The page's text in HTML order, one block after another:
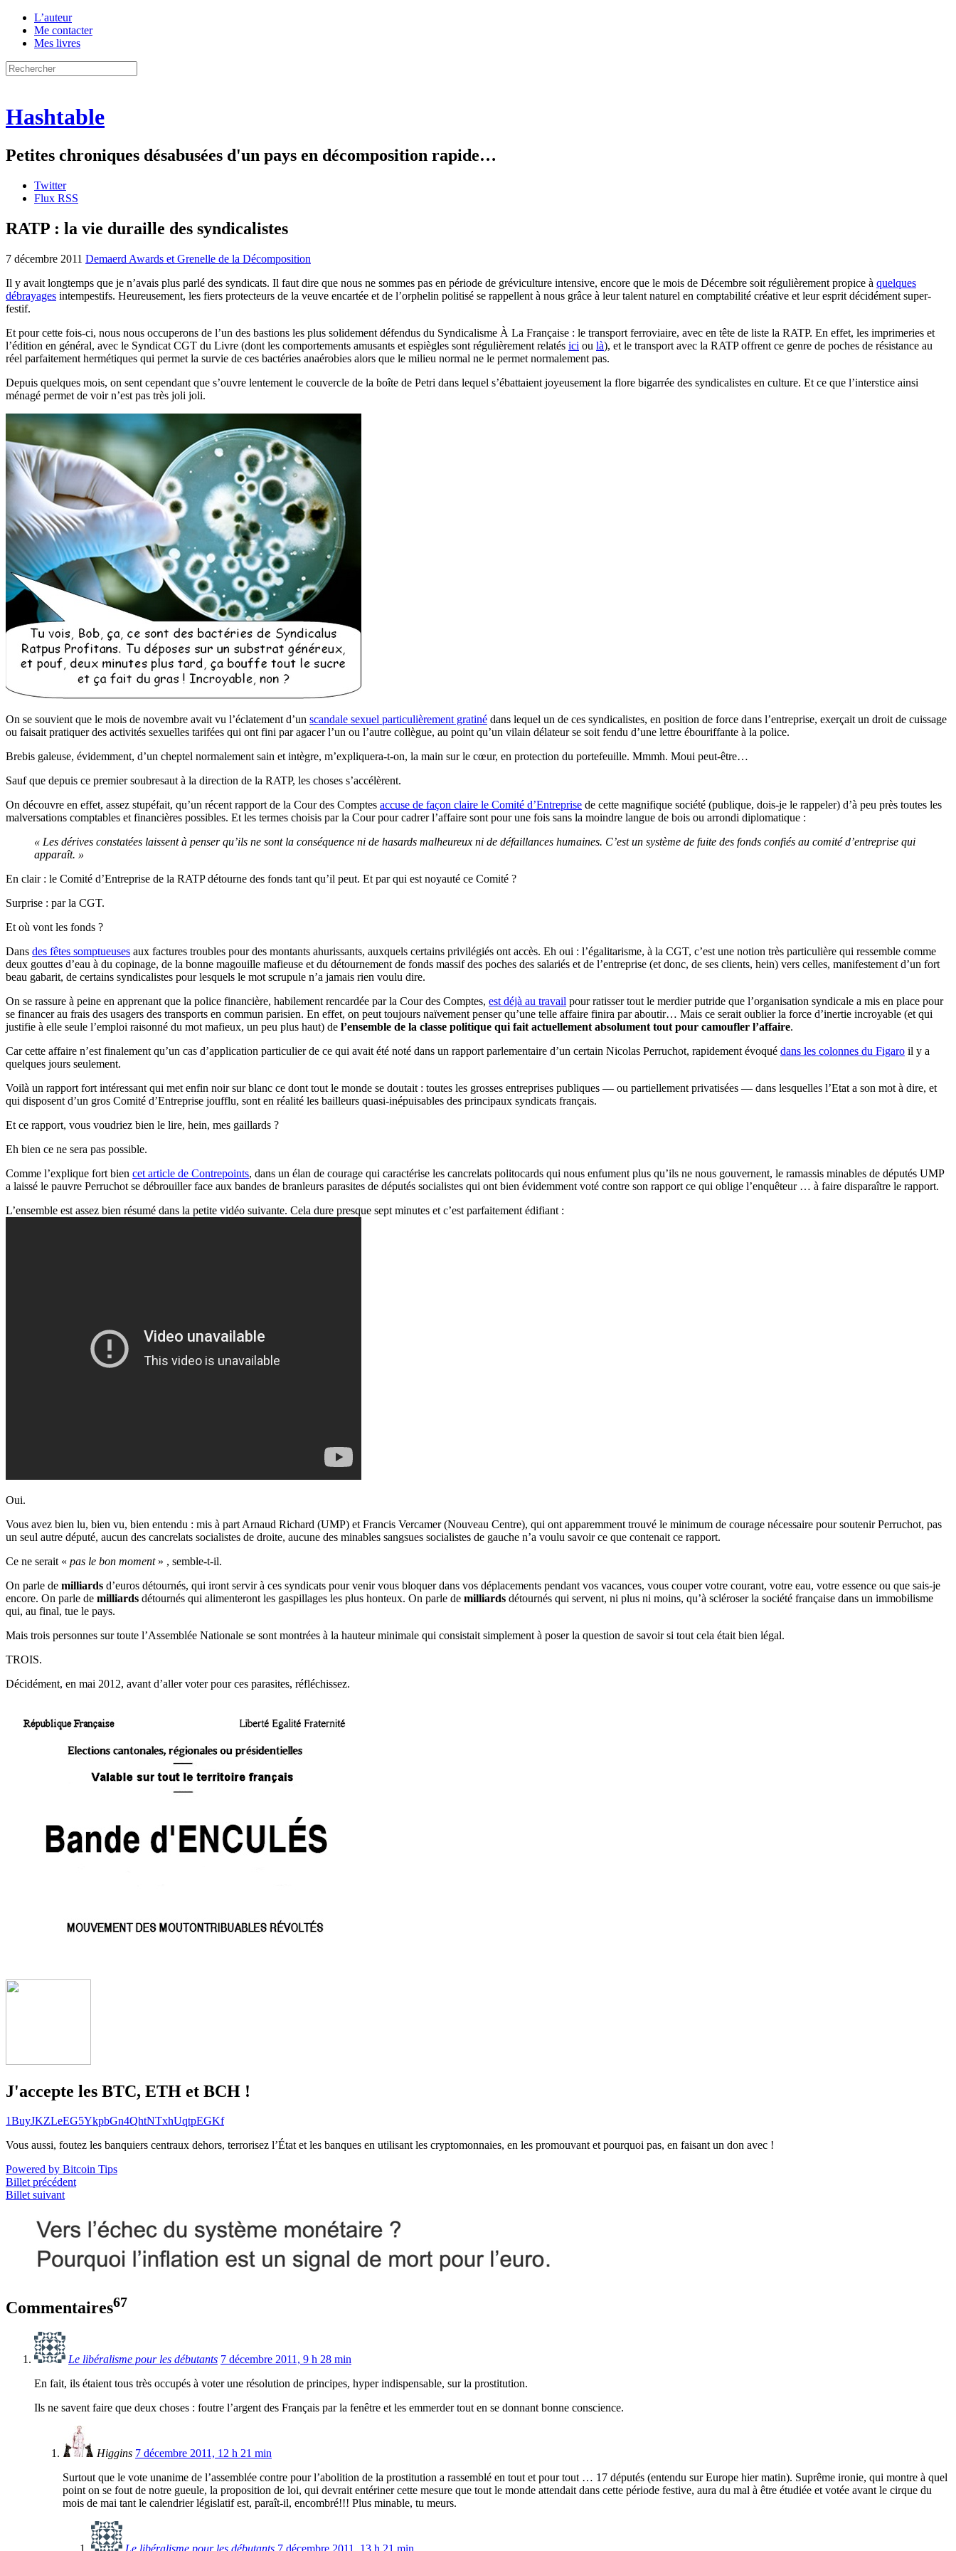
L’auteur
Me contacter
Mes livres
Hashtable
Petites chroniques désabusées d'un pays en décomposition rapide…
Twitter
Flux RSS
RATP : la vie duraille des syndicalistes
7 décembre 2011 Demaerd Awards et Grenelle de la Décomposition
Il y avait longtemps que je n’avais plus parlé des syndicats. Il faut dire que nous ne sommes pas en période de gréviculture intensive, encore que le mois de Décembre soit régulièrement propice à quelques
débrayages intempestifs. Heureusement, les fiers protecteurs de la veuve encartée et de l’orphelin politisé se rappellent à nous grâce à leur talent naturel en comptabilité créative et leur esprit décidément super-
festif.
Et pour cette fois-ci, nous nous occuperons de l’un des bastions les plus solidement défendus du Syndicalisme À La Française : le transport ferroviaire, avec en tête de liste la RATP. En effet, les imprimeries et
l’édition en général, avec le Syndicat CGT du Livre (dont les comportements amusants et espiègles sont régulièrement relatés ici ou là), et le transport avec la RATP offrent ce genre de poches de résistance au
réel parfaitement hermétiques qui permet la survie de ces bactéries anaérobies alors que le milieu normal ne le permet normalement pas.
Depuis quelques mois, on sent cependant que s’ouvre lentement le couvercle de la boîte de Petri dans lequel s’ébattaient joyeusement la flore bigarrée des syndicalistes en culture. Et ce que l’interstice ainsi
ménagé permet de voir n’est pas très joli joli.
On se souvient que le mois de novembre avait vu l’éclatement d’un scandale sexuel particulièrement gratiné dans lequel un de ces syndicalistes, en position de force dans l’entreprise, exerçait un droit de cuissage
ou faisait pratiquer des activités sexuelles tarifées qui ont fini par agacer l’un ou l’autre collègue, au point qu’un vilain délateur se soit fendu d’une lettre ébouriffante à la police.
Brebis galeuse, évidemment, d’un cheptel normalement sain et intègre, m’expliquera-t-on, la main sur le cœur, en protection du portefeuille. Mmmh. Moui peut-être…
Sauf que depuis ce premier soubresaut à la direction de la RATP, les choses s’accélèrent.
On découvre en effet, assez stupéfait, qu’un récent rapport de la Cour des Comptes accuse de façon claire le Comité d’Entreprise de cette magnifique société (publique, dois-je le rappeler) d’à peu près toutes les
malversations comptables et financières possibles. Et les termes choisis par la Cour pour cadrer l’affaire sont pour une fois sans la moindre langue de bois ou arrondi diplomatique :
« Les dérives constatées laissent à penser qu’ils ne sont la conséquence ni de hasards malheureux ni de défaillances humaines. C’est un système de fuite des fonds confiés au comité d’entreprise qui
apparaît. »
En clair : le Comité d’Entreprise de la RATP détourne des fonds tant qu’il peut. Et par qui est noyauté ce Comité ?
Surprise : par la CGT.
Et où vont les fonds ?
Dans des fêtes somptueuses aux factures troubles pour des montants ahurissants, auxquels certains privilégiés ont accès. Eh oui : l’égalitarisme, à la CGT, c’est une notion très particulière qui ressemble comme
deux gouttes d’eau à du copinage, de la bonne magouille mafieuse et du détournement de fonds massif des poches des salariés et de l’entreprise (et donc, de ses clients, hein) vers celles, manifestement d’un fort
beau gabarit, de certains syndicalistes pour lesquels le mot scrupule n’a jamais rien voulu dire.
On se rassure à peine en apprenant que la police financière, habilement rencardée par la Cour des Comptes, est déjà au travail pour ratisser tout le merdier putride que l’organisation syndicale a mis en place pour
se financer au frais des usagers des transports en commun parisien. En effet, on peut toujours naïvement penser qu’une telle affaire finira par aboutir… Mais ce serait oublier la force d’inertie incroyable (et qui
justifie à elle seule l’emploi raisonné du mot mafieux, un peu plus haut) de l’ensemble de la classe politique qui fait actuellement absolument tout pour camoufler l’affaire.
Car cette affaire n’est finalement qu’un cas d’application particulier de ce qui avait été noté dans un rapport parlementaire d’un certain Nicolas Perruchot, rapidement évoqué dans les colonnes du Figaro il y a
quelques jours seulement.
Voilà un rapport fort intéressant qui met enfin noir sur blanc ce dont tout le monde se doutait : toutes les grosses entreprises publiques — ou partiellement privatisées — dans lesquelles l’Etat a son mot à dire, et
qui disposent d’un gros Comité d’Entreprise joufflu, sont en réalité les bailleurs quasi-inépuisables des principaux syndicats français.
Et ce rapport, vous voudriez bien le lire, hein, mes gaillards ?
Eh bien ce ne sera pas possible.
Comme l’explique fort bien cet article de Contrepoints, dans un élan de courage qui caractérise les cancrelats politocards qui nous enfument plus qu’ils ne nous gouvernent, le ramassis minables de députés UMP
a laissé le pauvre Perruchot se débrouiller face aux bandes de branleurs parasites de députés socialistes qui ont bien évidemment voté contre son rapport ce qui oblige l’enquêteur … à faire disparaître le rapport.
L’ensemble est assez bien résumé dans la petite vidéo suivante. Cela dure presque sept minutes et c’est parfaitement édifiant :
Oui.
Vous avez bien lu, bien vu, bien entendu : mis à part Arnaud Richard (UMP) et Francis Vercamer (Nouveau Centre), qui ont apparemment trouvé le minimum de courage nécessaire pour soutenir Perruchot, pas
un seul autre député, aucun des cancrelats socialistes de droite, aucune des minables sangsues socialistes de gauche n’a voulu savoir ce que contenait ce rapport.
Ce ne serait « pas le bon moment» , semble-t-il.
On parle de milliards d’euros détournés, qui iront servir à ces syndicats pour venir vous bloquer dans vos déplacements pendant vos vacances, vous couper votre courant, votre eau, votre essence ou que sais-je
encore. On parle de milliards détournés qui alimenteront les gaspillages les plus honteux. On parle de milliards détournés qui servent, ni plus ni moins, qu’à scléroser la société française dans un immobilisme
qui, au final, tue le pays.
Mais trois personnes sur toute l’Assemblée Nationale se sont montrées à la hauteur minimale qui consistait simplement à poser la question de savoir si tout cela était bien légal.
TROIS.
Décidément, en mai 2012, avant d’aller voter pour ces parasites, réfléchissez.
J'accepte les BTC, ETH et BCH !
1BuyJKZLeEG5YkpbGn4QhtNTxhUqtpEGKf
Vous aussi, foutez les banquiers centraux dehors, terrorisez l’État et les banques en utilisant les cryptomonnaies, en les promouvant et pourquoi pas, en faisant un don avec !
Powered by Bitcoin Tips
Billet précédent
Billet suivant
Commentaires67
Le libéralisme pour les débutants 7 décembre 2011, 9 h 28 min
En fait, ils étaient tous très occupés à voter une résolution de principes, hyper indispensable, sur la prostitution.
Ils ne savent faire que deux choses : foutre l’argent des Français par la fenêtre et les emmerder tout en se donnant bonne conscience.
Higgins 7 décembre 2011, 12 h 21 min
Surtout que le vote unanime de l’assemblée contre pour l’abolition de la prostitution a rassemblé en tout et pour tout … 17 députés (entendu sur Europe hier matin). Suprême ironie, qui montre à quel
point on se fout de notre gueule, la proposition de loi, qui devrait entériner cette mesure que tout le monde attendait dans cette période festive, aura du mal à être étudiée et votée avant le cirque du
mois de mai tant le calendrier législatif est, paraît-il, encombré!!! Plus minable, tu meurs.